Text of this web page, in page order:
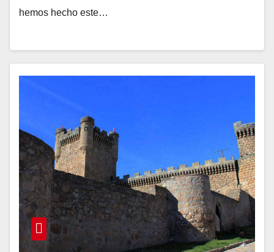
hemos hecho este…